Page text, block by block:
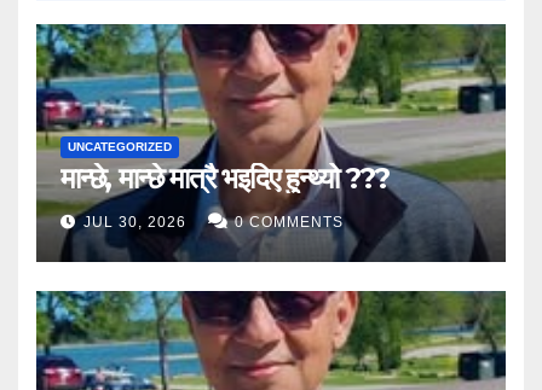
UNCATEGORIZED
मान्छे, मान्छे मात्रै भइदिए हुन्थ्यो ???
JUL 30, 2026 0 COMMENTS